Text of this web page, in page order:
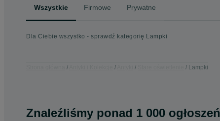
Wszystkie Firmowe Prywatne
Dla Ciebie wszystko - sprawdź kategorię Lampki
Lampki
Znaleźliśmy ponad 1 000 ogłoszeń